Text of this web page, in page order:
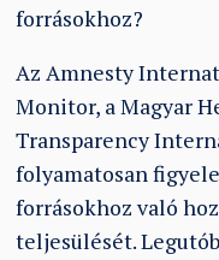
forrásokhoz?
Az Amnesty
Monitor, a Magyar
Transparency
folyamatosan
forrásokhoz való
teljesülését.